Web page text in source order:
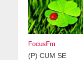
FocusFm
(P) CUM SE